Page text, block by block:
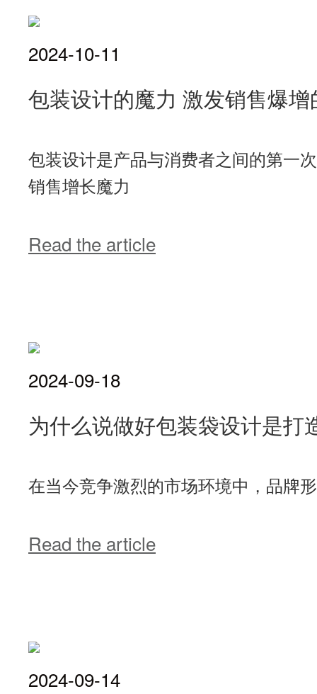
2024-10-11
包装设计的魔力 激发销售爆增
包装设计是产品与消费者之间的第一
销售增长魔力
Read the article
2024-09-18
为什么说做好包装袋设计是打
在当今竞争激烈的市场环境中，品牌
Read the article
2024-09-14